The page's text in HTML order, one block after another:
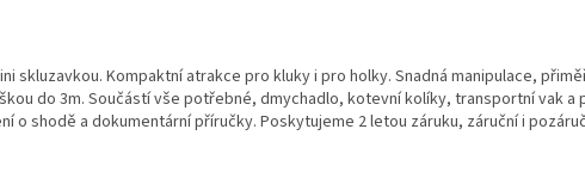
skluzavkou. Kompaktní atrakce pro kluky i pro holky. Snadná manipulace,
do 3m. Součástí vše potřebné, dmychadlo, kotevní kolíky, transportní vak a
o shodě a dokumentární příručky. Poskytujeme 2 letou záruku, záruční i